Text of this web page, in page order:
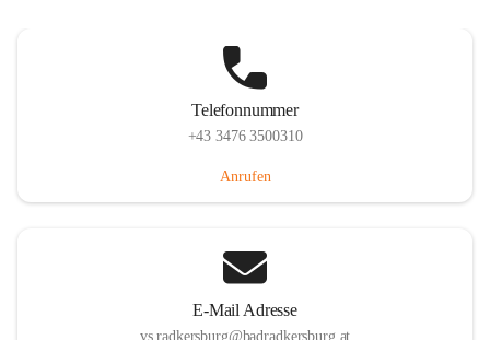
Telefonnummer
+43 3476 3500310
Anrufen
E-Mail Adresse
vs.radkersburg@badradkersburg.at